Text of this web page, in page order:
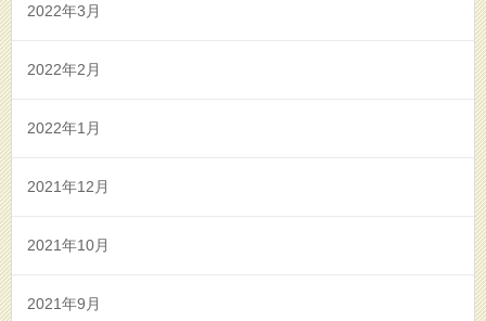
2022年3月
2022年2月
2022年1月
2021年12月
2021年10月
2021年9月